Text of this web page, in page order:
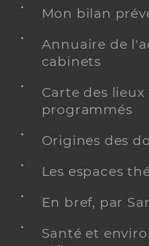
Mon bilan
Annuaire de
cabinets
Carte des lieux
programmés
Origines des
Les espaces
En bref, par
Santé et